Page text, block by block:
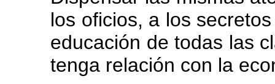
los oficios, a los
educación de todas las
tenga relación con la